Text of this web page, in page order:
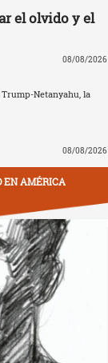
el olvido y el
08/08/2026
Netanyahu, la
08/08/2026
EN AMÉRICA